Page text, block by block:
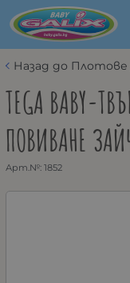
Назад до Плотове
TEGA BABY-
ПОВИВАНЕ
Арт.№: 1852